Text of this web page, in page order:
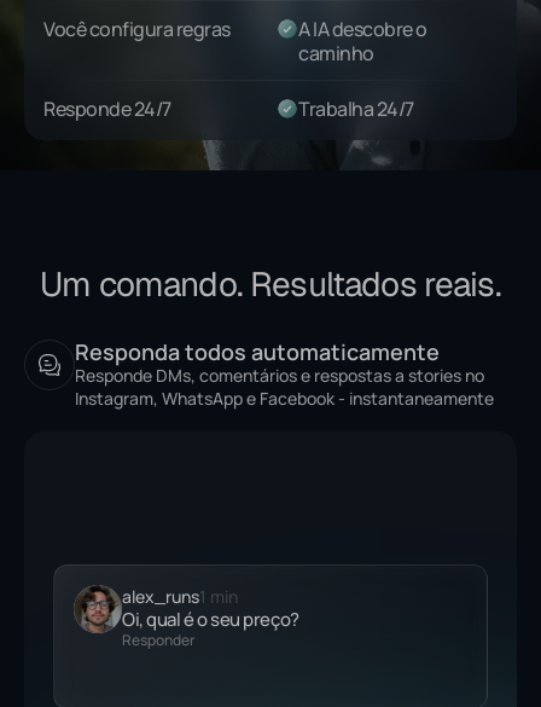
Você configura regras
A IA descobre o
caminho
Responde 24/7 Trabalha 24/7
Um comando. Resultados reais.
Responda todos automaticamente
Responde DMs, comentários e respostas a stories no
Instagram, WhatsApp e Facebook - instantaneamente
alex_runs1 min
Oi, qual é o seupreço?
Responder